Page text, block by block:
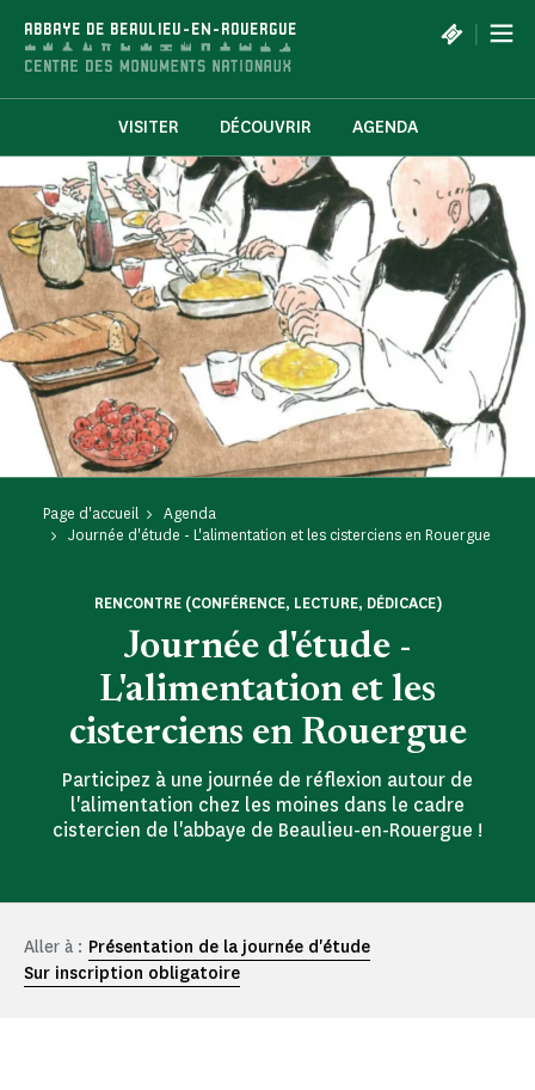
ABBAYE DE BEAULIEU-EN-ROUERGUE |
VISITER DÉCOUVRIR AGENDA
Page d'accueil
Agenda
Journée d'étude - L'alimentation et les cisterciens en Rouergue
Journée d'étude -
L'alimentation et les
cisterciens en Rouergue
RENCONTRE (CONFÉRENCE, LECTURE, DÉDICACE)
Participez à une journée de réflexion autour de
l'alimentation chez les moines dans le cadre
cistercien de l'abbaye de Beaulieu-en-Rouergue !
Aller à : Présentation de la journée d'étude
Sur inscription obligatoire